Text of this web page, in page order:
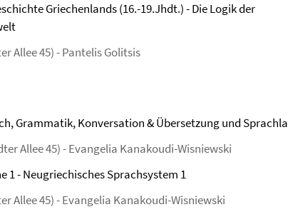
Griechenlands (16.-19.Jhdt.) - Die Logik der
Allee 45) - Pantelis Golitsis
Grammatik, Konversation & Übersetzung und
Allee 45) - Evangelia Kanakoudi-Wisniewski
1 - Neugriechisches Sprachsystem 1
Allee 45) - Evangelia Kanakoudi-Wisniewski